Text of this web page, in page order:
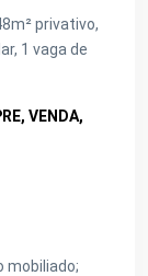
privativo,
1 vaga de
VENDA,
mobiliado;